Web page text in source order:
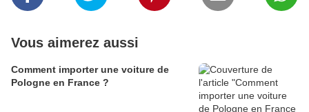
Vous aimerez aussi
Comment importer une voiture de
Pologne en France ?